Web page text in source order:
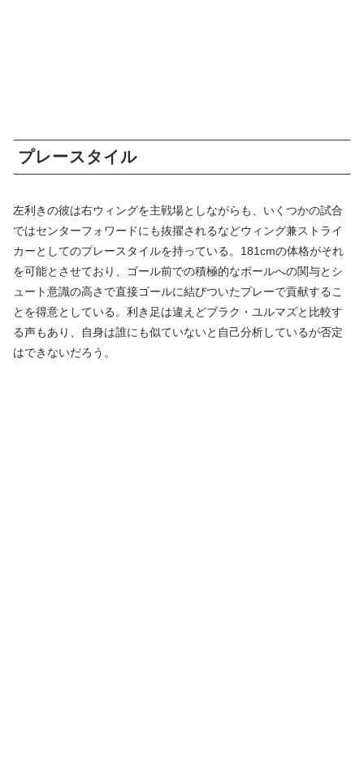
プレースタイル
左利きの彼は右ウィングを主戦場としながらも、いくつかの試合
ではセンターフォワードにも抜擢されるなどウィング兼ストライ
カーとしてのプレースタイルを持っている。181cmの体格がそれ
を可能とさせており、ゴール前での積極的なボールへの関与とシ
ュート意識の高さで直接ゴールに結びついたプレーで貢献するこ
とを得意としている。利き足は違えどブラク・ユルマズと比較す
る声もあり、自身は誰にも似ていないと自己分析しているが否定
はできないだろう。